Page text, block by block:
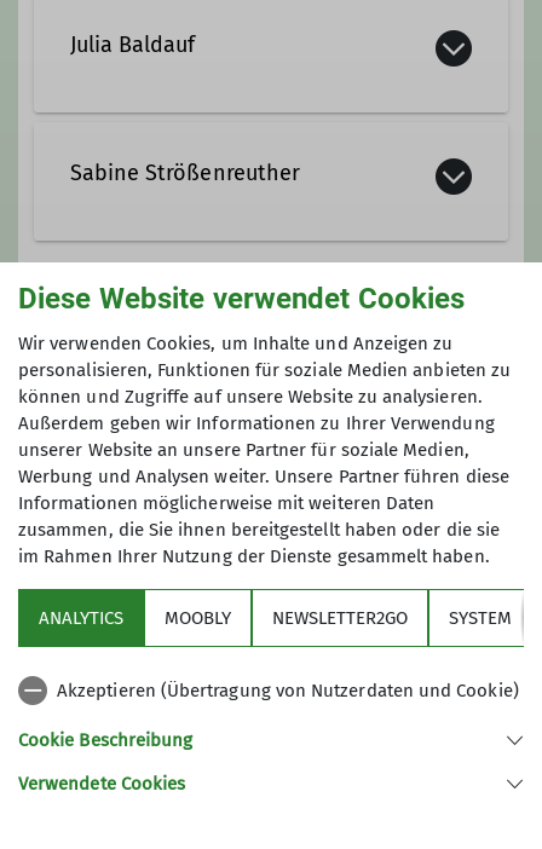
Julia Baldauf
julia.baldauf@dav-otterfing.de
Qualifikationen
Kletterbetreuer*in Breitensport
Trainer*in C Alpinklettern
Ämter
Boulderstagewart Beirat
Sabine Strößenreuther
08024/8863 0157/59386462
s.stroessenreuther@dav-
otterfing.de
Qualifikationen
Fachübungsleiter*in Mountainbike
Ausbildungsreferentin
Tourenreferentin
Unsere Veranstaltungsorte
Otterfinger Hof
Nordring 39
83624 Otterfing
Links
Unsere Sektion
Diese Website verwendet Cookies
Wir verwenden Cookies, um Inhalte und Anzeigen zu
personalisieren, Funktionen für soziale Medien anbieten zu
können und Zugriffe auf unsere Website zu analysieren.
Außerdem geben wir Informationen zu Ihrer Verwendung
unserer Website an unsere Partner für soziale Medien,
Werbung und Analysen weiter. Unsere Partner führen diese
Informationen möglicherweise mit weiteren Daten
zusammen, die Sie ihnen bereitgestellt haben oder die sie
im Rahmen Ihrer Nutzung der Dienste gesammelt haben.
ANALYTICS MOOBLY NEWSLETTER2GO SYSTEM
Akzeptieren (Übertragung von Nutzerdaten und Cookie)
Cookie Beschreibung
Verwendete Cookies